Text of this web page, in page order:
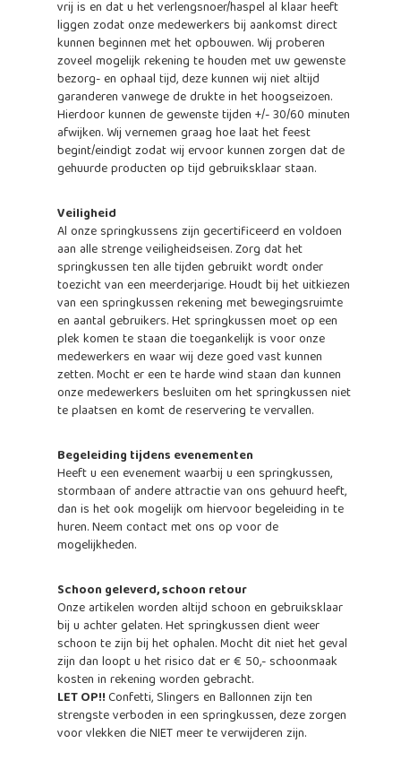
vrij is en dat u het verlengsnoer/haspel al klaar heeft
liggen zodat onze medewerkers bij aankomst direct
kunnen beginnen met het opbouwen. Wij proberen
zoveel mogelijk rekening te houden met uw gewenste
bezorg- en ophaal tijd, deze kunnen wij niet altijd
garanderen vanwege de drukte in het hoogseizoen.
Hierdoor kunnen de gewenste tijden +/- 30/60 minuten
afwijken. Wij vernemen graag hoe laat het feest
begint/eindigt zodat wij ervoor kunnen zorgen dat de
gehuurde producten op tijd gebruiksklaar staan.
Veiligheid
Al onze springkussens zijn gecertificeerd en voldoen
aan alle strenge veiligheidseisen. Zorg dat het
springkussen ten alle tijden gebruikt wordt onder
toezicht van een meerderjarige. Houdt bij het uitkiezen
van een springkussen rekening met bewegingsruimte
en aantal gebruikers. Het springkussen moet op een
plek komen te staan die toegankelijk is voor onze
medewerkers en waar wij deze goed vast kunnen
zetten. Mocht er een te harde wind staan dan kunnen
onze medewerkers besluiten om het springkussen niet
te plaatsen en komt de reservering te vervallen.
Begeleiding tijdens evenementen
Heeft u een evenement waarbij u een springkussen,
stormbaan of andere attractie van ons gehuurd heeft,
dan is het ook mogelijk om hiervoor begeleiding in te
huren. Neem contact met ons op voor de
mogelijkheden.
Schoon geleverd, schoon retour
Onze artikelen worden altijd schoon en gebruiksklaar
bij u achter gelaten. Het springkussen dient weer
schoon te zijn bij het ophalen. Mocht dit niet het geval
zijn dan loopt u het risico dat er € 50,- schoonmaak
kosten in rekening worden gebracht.
LET OP!!Confetti, Slingers en Ballonnen zijn ten
strengste verboden in een springkussen, deze zorgen
voor vlekken die NIET meer te verwijderen zijn.